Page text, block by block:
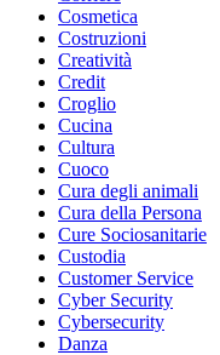
Cosmetica
Costruzioni
Creatività
Credit
Croglio
Cucina
Cultura
Cuoco
Cura degli animali
Cura della Persona
Cure Sociosanitarie
Custodia
Customer Service
Cyber Security
Cybersecurity
Danza